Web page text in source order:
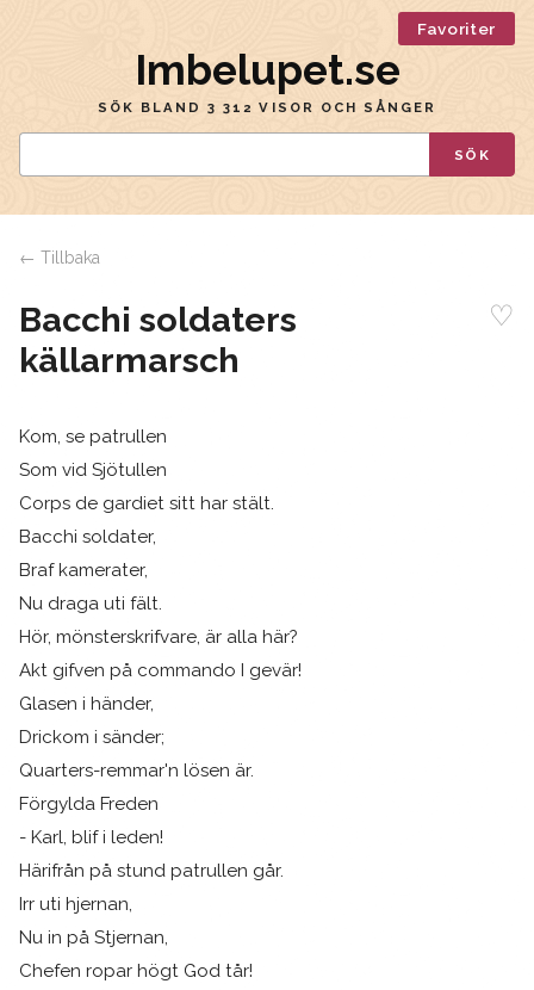
Favoriter
Imbelupet.se
SÖK BLAND 3 312 VISOR OCH SÅNGER
SÖK
← Tillbaka
Bacchi soldaters
källarmarsch
♡
Kom, se patrullen
Som vid Sjötullen
Corps de gardiet sitt har stält.
Bacchi soldater,
Braf kamerater,
Nu draga uti fält.
Hör, mönsterskrifvare, är alla här?
Akt gifven på commando I gevär!
Glasen i händer,
Drickom i sänder;
Quarters-remmar'n lösen är.
Förgylda Freden
- Karl, blif i leden!
Härifrån på stund patrullen går.
Irr uti hjernan,
Nu in på Stjernan,
Chefen ropar högt God tår!